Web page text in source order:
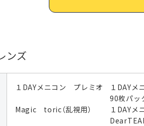
ンズ
１DAYメニコン プレミオ
１DAY
90枚パッ
Magic toric（乱視用）
１DAYメ